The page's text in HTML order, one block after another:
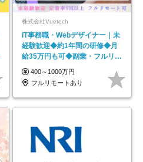
株式会社Vuetech
IT事務職・Webデザイナー｜未
経験歓迎◆約1年間の研修◆月
給35万円も可◆副業・フルリモ
ート可◆年休126日
400～1000万円
フルリモートあり